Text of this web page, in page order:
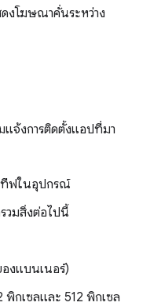
ดงโฆษณาคั่นระหว่าง
แจ้งการติดตั้งแอปที่มา
ทีฟในอุปกรณ์
วมสิ่งต่อไปนี้
งแบนเนอร์)
พิกเซลและ 512 พิกเซล